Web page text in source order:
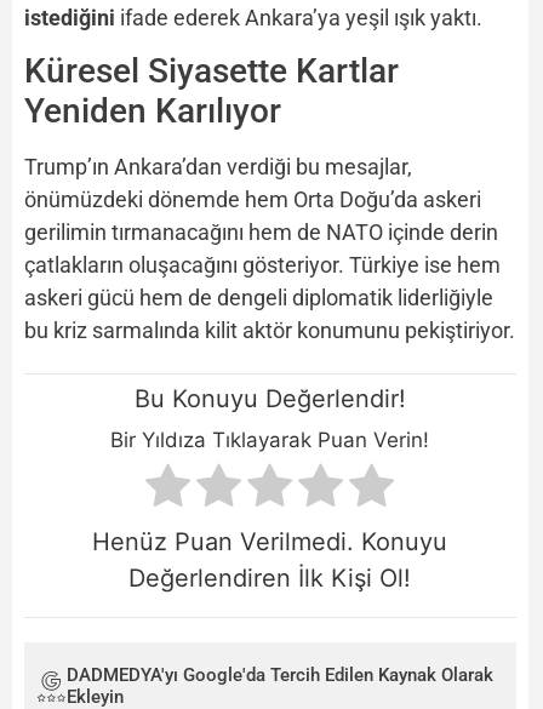
istediğini ifade ederek Ankara’ya yeşil ışık yaktı.
Küresel Siyasette Kartlar
Yeniden Karılıyor
Trump’ın Ankara’dan verdiği bu mesajlar,
önümüzdeki dönemde hem Orta Doğu’da askeri
gerilimin tırmanacağını hem de NATO içinde derin
çatlakların oluşacağını gösteriyor. Türkiye ise hem
askeri gücü hem de dengeli diplomatik liderliğiyle
bu kriz sarmalında kilit aktör konumunu pekiştiriyor.
Bu Konuyu Değerlendir!
Bir Yıldıza Tıklayarak Puan Verin!
Henüz Puan Verilmedi. Konuyu
Değerlendiren İlk Kişi Ol!
DADMEDYA'yı Google'da Tercih Edilen Kaynak Olarak
Ekleyin